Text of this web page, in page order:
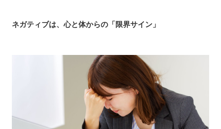
ネガティブは、心と体からの「限界サイン」